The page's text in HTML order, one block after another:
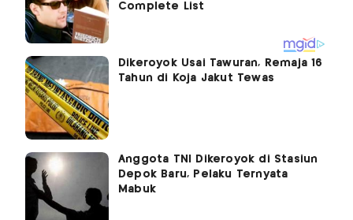
Dikeroyok Usai Tawuran, Remaja 16
Tahun di Koja Jakut Tewas
Anggota TNI Dikeroyok di Stasiun
Depok Baru, Pelaku Ternyata
Mabuk